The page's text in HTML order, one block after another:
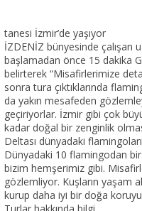
tanesi İzmir’de yaşıyor
İZDENİZ bünyesinde çalışan
başlamadan önce 15 dakika
belirterek “Misafirlerimize
sonra tura çıktıklarında
da yakın mesafeden
geçiriyorlar. İzmir gibi çok
kadar doğal bir zenginlik
Deltası dünyadaki
Dünyadaki 10 flamingodan
bizim hemşerimiz gibi.
gözlemliyor. Kuşların yaşam
kurup daha iyi bir doğa